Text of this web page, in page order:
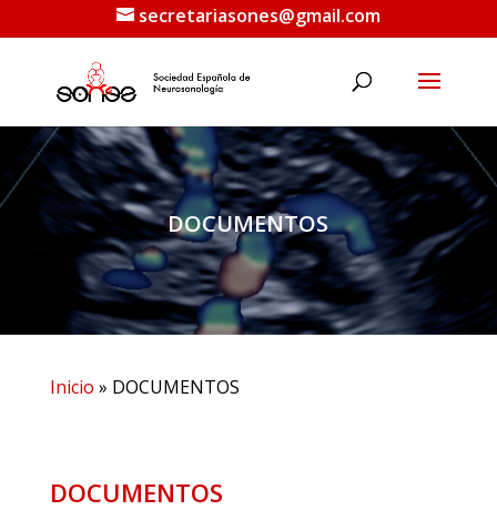
secretariasones@gmail.com
DOCUMENTOS
Inicio » DOCUMENTOS
DOCUMENTOS